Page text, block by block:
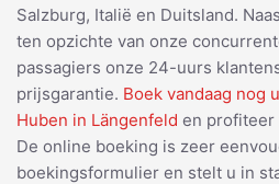
Salzburg, Italië en Duitsland.
ten opzichte van onze
passagiers onze 24-uurs
prijsgarantie. Boek vandaag nog
Huben in Längenfeld en profiteer
De online boeking is zeer
boekingsformulier en stelt u in